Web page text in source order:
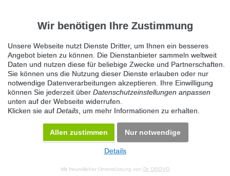
Coach!
Hauptberufliche Bereiche: • Beratung und Betreuung im
Gesundheits-, Sport-...
Datenschutz Impressum Kontakt Datenschutz anpassen Desktop Version
Wir benötigen Ihre Zustimmung
Unsere Webseite nutzt Dienste Dritter, um Ihnen ein besseres
Angebot bieten zu können. Die Dienstanbieter sammeln weltweit
Daten und nutzen diese für beliebige Zwecke und Partnerschaften.
Sie können uns die Nutzung dieser Dienste erlauben oder nur
notwendige Datenverarbeitungen akzeptieren. Ihre Einwilligung
können Sie jederzeit über Datenschutzeinstellungen anpassen
unten auf der Webseite widerrufen.
Klicken sie auf Details , um mehr Informationen zu erhalten.
Allen zustimmen Nur notwendige
Details
Mit freundlicher Unterstützung von Dr. DSGVO